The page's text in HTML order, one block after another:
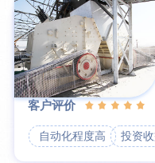
6分钟前 姚女士留言：这款
12分钟前 宋先生留言：
客户评价
自动化程度高 投资